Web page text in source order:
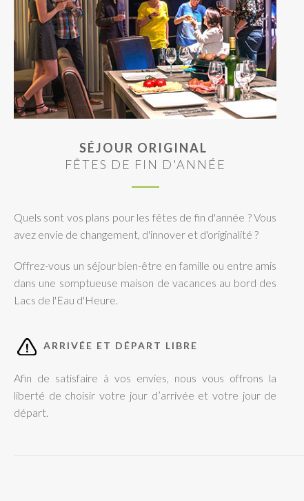
SÉJOUR ORIGINAL
FÊTES DE FIN D'ANNÉE
Quels sont vos plans pour les fêtes de fin d'année ? Vous
avez envie de changement, d'innover et d'originalité ?
Offrez-vous un séjour bien-être en famille ou entre amis
dans une somptueuse maison de vacances au bord des
Lacs de l'Eau d'Heure.
ARRIVÉE ET DÉPART LIBRE
Afin de satisfaire à vos envies, nous vous offrons la
liberté de choisir votre jour d’arrivée et votre jour de
départ.